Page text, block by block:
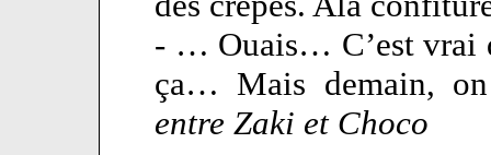
- … Ouais… C’est vrai
ça… Mais demain,
entre Zaki et Choco